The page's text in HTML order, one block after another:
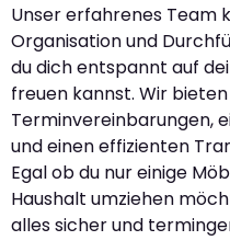
Unser erfahrenes Team
Organisation und
du dich entspannt auf
freuen kannst. Wir
Terminvereinbarungen,
und einen effizienten
Egal ob du nur einige
Haushalt umziehen
alles sicher und